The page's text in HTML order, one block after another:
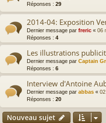
Réponses : 29
2014-04: Exposition
Dernier message par freric « 06
Réponses : 4
Les illustrations
Dernier message par Captain
Réponses : 6
Interview d'Antoine
Dernier message par abbas «
Réponses : 20
Nouveau sujet